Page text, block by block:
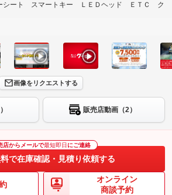
シート スマートキー ＬＥＤヘッド ＥＴＣ ク
画像をリクエストする
販売店動画（2）
店からメールで最短即日 にご連絡
で在庫確認・見積り依頼する
オンライン
商談予約